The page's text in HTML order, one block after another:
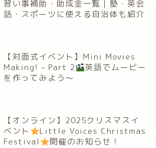
習い事補助・助成金一覧｜塾・英会
話・スポーツに使える自治体も紹介
【対面式イベント】Mini Movies
Making! – Part 2
英語でムービー
を作ってみよう～
【オンライン】2025クリスマスイ
ベント
Little Voices Christmas
Festival
開催のお知らせ！